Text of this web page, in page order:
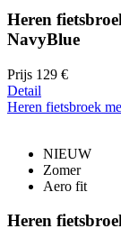
Heren
NavyBlue
Prijs 129 €
Detail
Heren fietsbroek
NIEUW
Zomer
Aero fit
Heren